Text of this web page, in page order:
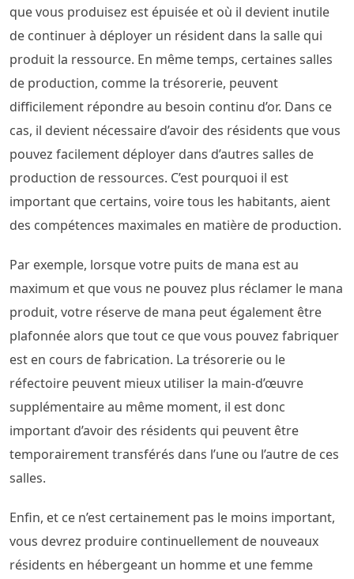
que vous produisez est épuisée et où il devient inutile
de continuer à déployer un résident dans la salle qui
produit la ressource. En même temps, certaines salles
de production, comme la trésorerie, peuvent
difficilement répondre au besoin continu d’or. Dans ce
cas, il devient nécessaire d’avoir des résidents que vous
pouvez facilement déployer dans d’autres salles de
production de ressources. C’est pourquoi il est
important que certains, voire tous les habitants, aient
des compétences maximales en matière de production.
Par exemple, lorsque votre puits de mana est au
maximum et que vous ne pouvez plus réclamer le mana
produit, votre réserve de mana peut également être
plafonnée alors que tout ce que vous pouvez fabriquer
est en cours de fabrication. La trésorerie ou le
réfectoire peuvent mieux utiliser la main-d’œuvre
supplémentaire au même moment, il est donc
important d’avoir des résidents qui peuvent être
temporairement transférés dans l’une ou l’autre de ces
salles.
Enfin, et ce n’est certainement pas le moins important,
vous devrez produire continuellement de nouveaux
résidents en hébergeant un homme et une femme